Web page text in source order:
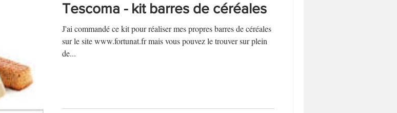
Apéritifs/amuses bouches de fête ou Apéritifs croustillants
autres petits déjeuners
Tescoma - kit barres de céréales
J'ai commandé ce kit pour réaliser mes propres barres de céréales
sur le site www.fortunat.fr mais vous pouvez le trouver sur plein
de...